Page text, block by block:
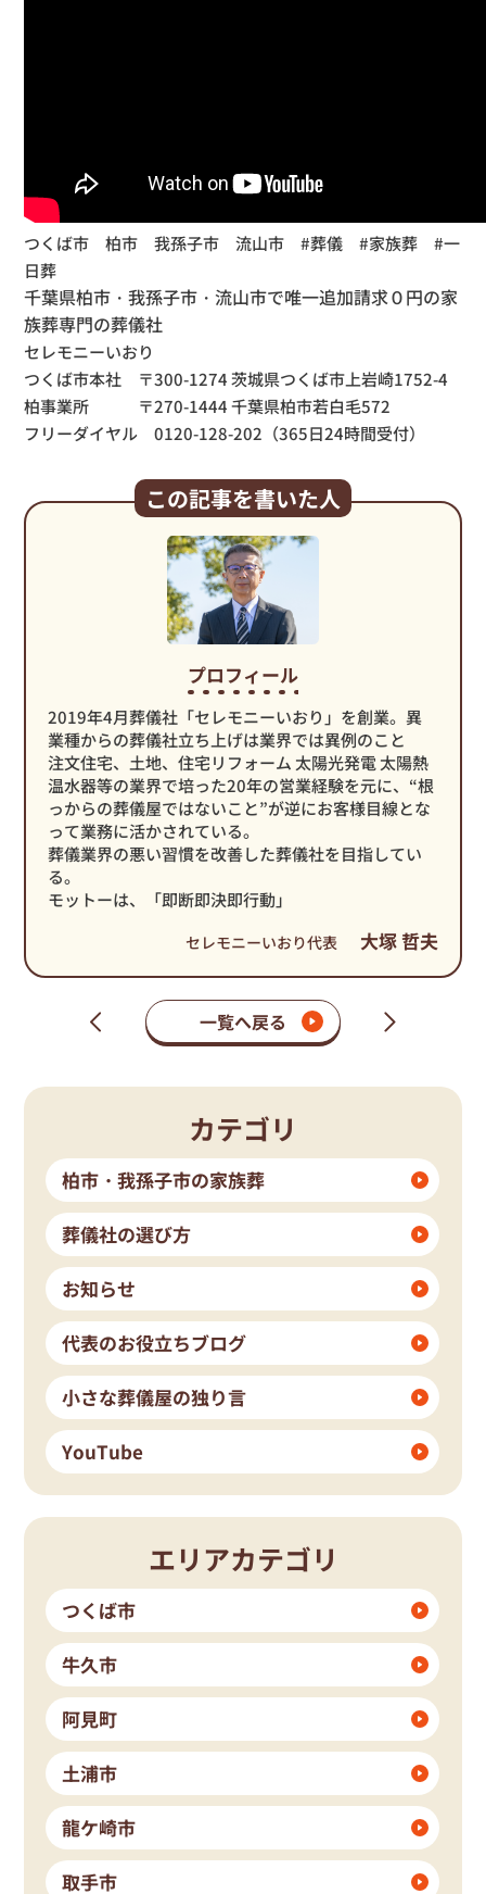
つくば市 柏市 我孫子市 流山市 #葬儀 #家族葬 #一
日葬
千葉県柏市・我孫子市・流山市で唯一追加請求０円の家
族葬専門の葬儀社
セレモニーいおり
つくば市本社 〒300-1274 茨城県つくば市上岩崎1752-4
柏事業所 〒270-1444 千葉県柏市若白毛572
フリーダイヤル 0120-128-202（365日24時間受付）
この記事を書いた人
プロフィール
2019年4月葬儀社「セレモニーいおり」を創業。異
業種からの葬儀社立ち上げは業界では異例のこと
注文住宅、土地、住宅リフォーム 太陽光発電 太陽熱
温水器等の業界で培った20年の営業経験を元に、“根
っからの葬儀屋ではないこと”が逆にお客様目線とな
って業務に活かされている。
葬儀業界の悪い習慣を改善した葬儀社を目指してい
る。
モットーは、「即断即決即行動」
セレモニーいおり代表 大塚 哲夫
ー
一覧へ戻る
前
ー
カテゴリ
柏市・我孫子市の家族葬
葬儀社の選び方
お知らせ
代表のお役立ちブログ
小さな葬儀屋の独り言
YouTube
エリアカテゴリ
つくば市
牛久市
阿見町
土浦市
龍ケ崎市
取手市